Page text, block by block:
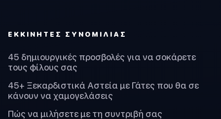
ΕΚΚΙΝΗΤΈΣ ΣΥΝΟΜΙΛΊΑΣ
45 δημιουργικές προσβολές για να σοκάρετε
τους φίλους σας
45+ Ξεκαρδιστικά Αστεία με Γάτες που θα σε
κάνουν να χαμογελάσεις
Πώς να μιλήσετε με τη συντριβή σας